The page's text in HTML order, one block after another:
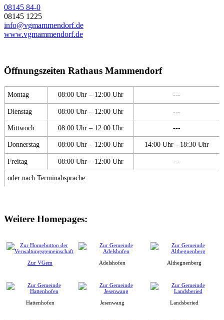
08145 84-0
08145 1225
info@vgmammendorf.de
www.vgmammendorf.de
Öffnungszeiten Rathaus Mammendorf
Montag 08:00 Uhr – 12:00 Uhr ---
Dienstag 08:00 Uhr – 12:00 Uhr ---
Mittwoch 08:00 Uhr – 12:00 Uhr ---
Donnerstag 08:00 Uhr – 12:00 Uhr 14:00 Uhr - 18:30 Uhr
Freitag 08:00 Uhr – 12:00 Uhr ---
oder nach Terminabsprache
Weitere Homepages:
Zur VGem Adelshofen Althegnenberg
Hattenhofen Jesenwang Landsberied